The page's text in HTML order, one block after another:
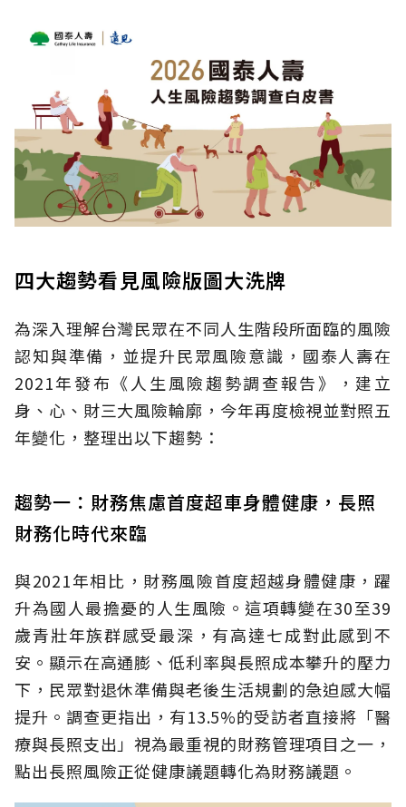
四大趨勢看見風險版圖大洗牌
為深入理解台灣民眾在不同人生階段所面臨的風險
認知與準備，並提升民眾風險意識，國泰人壽在
2021年發布《人生風險趨勢調查報告》，建立
身、心、財三大風險輪廓，今年再度檢視並對照五
年變化，整理出以下趨勢：
趨勢一：財務焦慮首度超車身體健康，長照
財務化時代來臨
與2021年相比，財務風險首度超越身體健康，躍
升為國人最擔憂的人生風險。這項轉變在30至39
歲青壯年族群感受最深，有高達七成對此感到不
安。顯示在高通膨、低利率與長照成本攀升的壓力
下，民眾對退休準備與老後生活規劃的急迫感大幅
提升。調查更指出，有13.5%的受訪者直接將「醫
療與長照支出」視為最重視的財務管理項目之一，
點出長照風險正從健康議題轉化為財務議題。